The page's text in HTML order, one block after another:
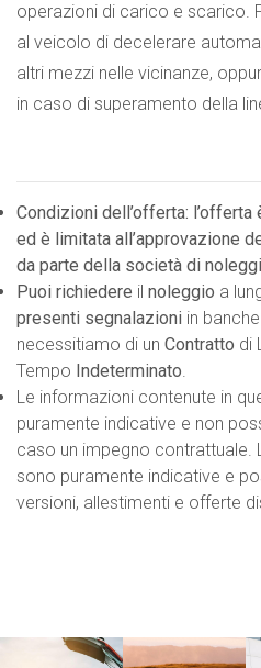
operazioni di carico e scarico.
al veicolo di decelerare
altri mezzi nelle vicinanze,
in caso di superamento della
Condizioni dell’offerta:
ed è limitata all’approvazione
da parte della società di
Puoi richiedere il noleggio a
presenti segnalazioni in
necessitiamo di un Contratto di
Tempo Indeterminato.
Le informazioni contenute in
puramente indicative e non
caso un impegno contrattuale.
sono puramente indicative e
versioni, allestimenti e offerte